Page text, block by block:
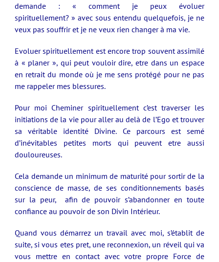
demande : « comment je peux évoluer
spirituellement? » avec sous entendu quelquefois, je ne
veux pas souffrir et je ne veux rien changer à ma vie.
Evoluer spirituellement est encore trop souvent assimilé
à « planer », qui peut vouloir dire, etre dans un espace
en retrait du monde où je me sens protégé pour ne pas
me rappeler mes blessures.
Pour moi Cheminer spirituellement c’est traverser les
initiations de la vie pour aller au delà de l’Ego et trouver
sa véritable identité Divine. Ce parcours est semé
d’inévitables petites morts qui peuvent etre aussi
douloureuses.
Cela demande un minimum de maturité pour sortir de la
conscience de masse, de ses conditionnements basés
sur la peur, afin de pouvoir s’abandonner en toute
confiance au pouvoir de son Divin Intérieur.
Quand vous démarrez un travail avec moi, s’établit de
suite, si vous etes pret, une reconnexion, un réveil qui va
vous mettre en contact avec votre propre Force de